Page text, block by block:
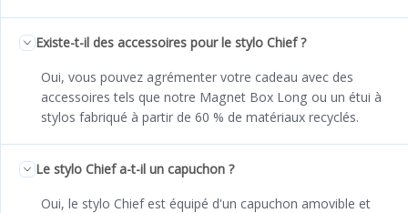
Existe-t-il des accessoires pour le stylo Chief ?
Oui, vous pouvez agrémenter votre cadeau avec des
accessoires tels que notre Magnet Box Long ou un étui à
stylos fabriqué à partir de 60 % de matériaux recyclés.
Le stylo Chief a-t-il un capuchon ?
Oui, le stylo Chief est équipé d'un capuchon amovible et